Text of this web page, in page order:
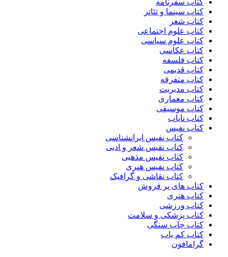
کتاب سفرنامه
کتاب سینما و تئاتر
کتاب شعر
کتاب علوم اجتماعی
کتاب علوم سیاسی
کتاب عکاسی
کتاب فلسفه
کتاب قدیمی
کتاب متفرقه
کتاب مدیریت
کتاب معماری
کتاب موسیقی
کتاب نایاب
کتاب نفیس
کتاب نفیس ایرانشناسی
کتاب نفیس شعر و ادبی
کتاب نفیس مذهبی
کتاب نفیس هنری
کتاب نقاشی و گرافیک
کتاب های پر فروش
کتاب هنری
کتاب ورزشی
کتاب پزشکی و سلامت
کتاب چاپ سنگی
کتاب کم یاب
گرامافون